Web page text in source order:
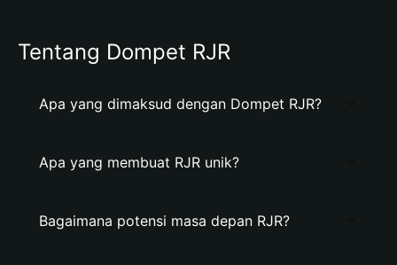
Tentang Dompet RJR
Apa yang dimaksud dengan Dompet RJR?
Apa yang membuat RJR unik?
Bagaimana potensi masa depan RJR?